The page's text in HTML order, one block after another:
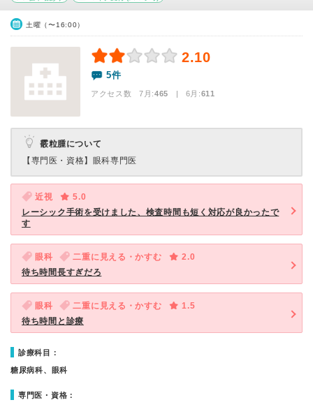
土曜（〜16:00）
2.10
5件
アクセス数 7月:465 | 6月:611
霰粒腫について
【専門医・資格】 眼科専門医
近視
5.0
レーシック手術を受けました、検査時間も短く対応が良かったで
す
眼科 二重に見える・かすむ
2.0
待ち時間長すぎだろ
眼科 二重に見える・かすむ
1.5
待ち時間と診療
診療科目：
糖尿病科、眼科
専門医・資格：